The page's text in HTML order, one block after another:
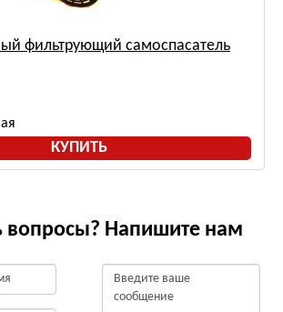
фильтрующий самоспасатель
КУПИТЬ
вопросы? Напишите нам